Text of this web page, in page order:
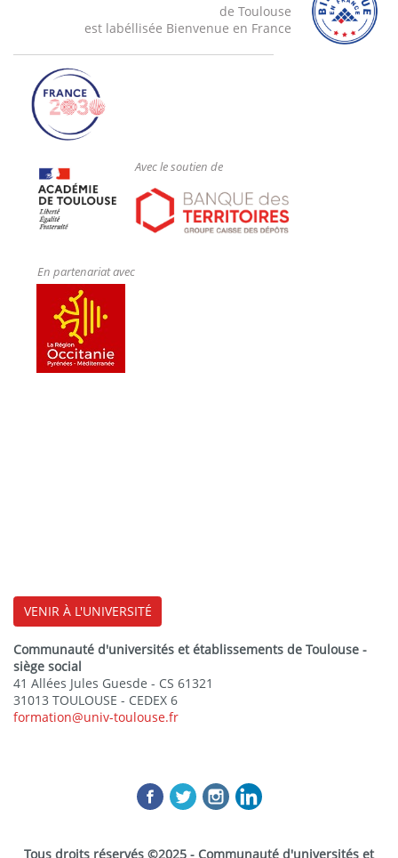
de Toulouse
est labéllisée Bienvenue en France
Avec le soutien de
En partenariat avec
VENIR À L'UNIVERSITÉ
Communauté d'universités et établissements de Toulouse -
siège social
41 Allées Jules Guesde - CS 61321
31013 TOULOUSE - CEDEX 6
formation@univ-toulouse.fr
Tous droits réservés ©2025 - Communauté d'universités et